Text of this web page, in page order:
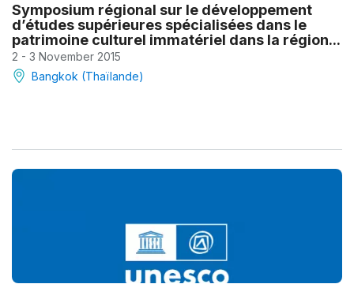
Symposium régional sur le développement
d’études supérieures spécialisées dans le
patrimoine culturel immatériel dans la région...
2 - 3 November 2015
Bangkok (Thaïlande)